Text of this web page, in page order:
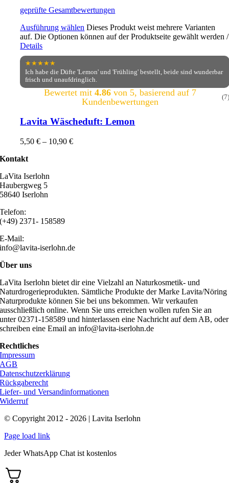
geprüfte Gesamtbewertungen
Ausführung wählen Dieses Produkt weist mehrere Varianten
auf. Die Optionen können auf der Produktseite gewählt werden/
Details
★★★★★
Ich habe die Düfte 'Lemon' und 'Frühling' bestellt, beide sind wunderbar
frisch und unaufdringlich.
Bewertet mit 4.86von 5, basierend auf 7
Kundenbewertungen
(7)
Lavita Wäscheduft: Lemon
5,50€ – 10,90€
Kontakt
LaVita Iserlohn
Haubergweg 5
58640 Iserlohn
Telefon:
(+49) 2371- 158589
E-Mail:
info@lavita-iserlohn.de
Über uns
LaVita Iserlohn bietet dir eine Vielzahl an Naturkosmetik- und
Naturdrogerieprodukten. Sämtliche Produkte der Marke Lavita/Nöring
Naturprodukte können Sie bei uns bekommen. Wir verkaufen
ausschließlich online. Wenn Sie uns erreichen wollen rufen Sie an
unter 02371-158589 und hinterlassen eine Nachricht auf dem AB, oder
schreiben eine Email an info@lavita-iserlohn.de
Rechtliches
Impressum
AGB
Datenschutzerklärung
Rückgaberecht
Liefer- und Versandinformationen
Widerruf
© Copyright 2012 - 2026 | Lavita Iserlohn
Page load link
Jeder WhatsApp Chat ist kostenlos